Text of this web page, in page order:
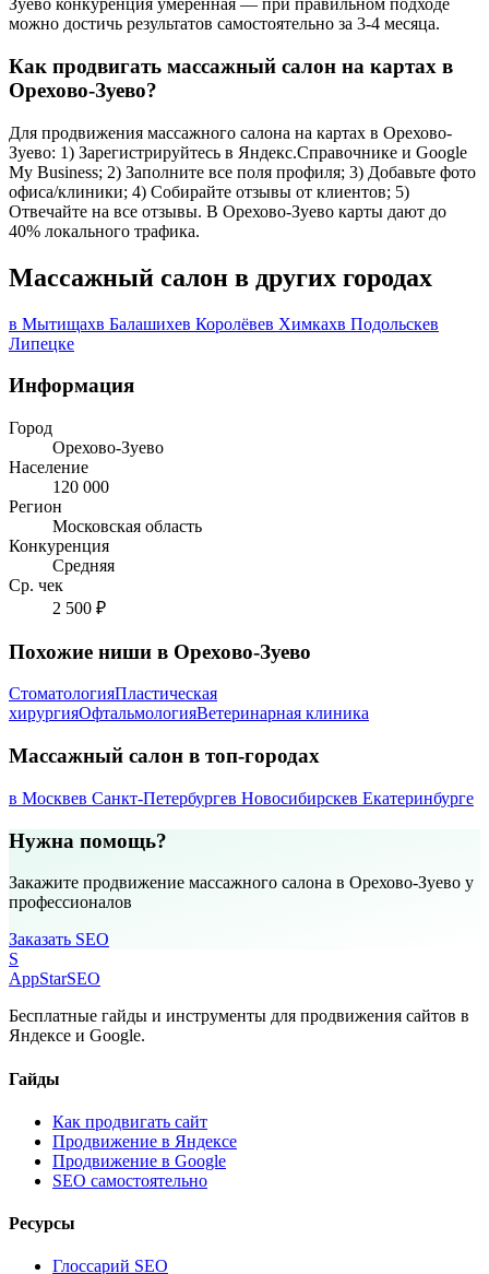
Зуево конкуренция умеренная — при правильном подходе
можно достичь результатов самостоятельно за 3-4 месяца.
Как продвигать массажный салон на картах в
Орехово-Зуево?
Для продвижения массажного салона на картах в Орехово-
Зуево: 1) Зарегистрируйтесь в Яндекс.Справочнике и Google
My Business; 2) Заполните все поля профиля; 3) Добавьте фото
офиса/клиники; 4) Собирайте отзывы от клиентов; 5)
Отвечайте на все отзывы. В Орехово-Зуево карты дают до
40% локального трафика.
Массажный салон в других городах
в Мытищахв Балашихев Королёвев Химкахв Подольскев
Липецке
Информация
Город
Орехово-Зуево
Население
120 000
Регион
Московская область
Конкуренция
Средняя
Ср. чек
2 500 ₽
Похожие ниши в Орехово-Зуево
СтоматологияПластическая
хирургияОфтальмологияВетеринарная клиника
Массажный салон в топ-городах
в Москвев Санкт-Петербургев Новосибирскев Екатеринбурге
Нужна помощь?
Закажите продвижение массажного салона в Орехово-Зуево у
профессионалов
Заказать SEO
S
AppStarSEO
Бесплатные гайды и инструменты для продвижения сайтов в
Яндексе и Google.
Гайды
Как продвигать сайт
Продвижение в Яндексе
Продвижение в Google
SEO самостоятельно
Ресурсы
Глоссарий SEO